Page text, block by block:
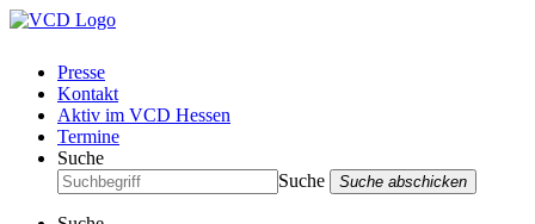
Presse
Kontakt
Aktiv im VCD Hessen
Termine
Suche
Suche
Suche abschicken